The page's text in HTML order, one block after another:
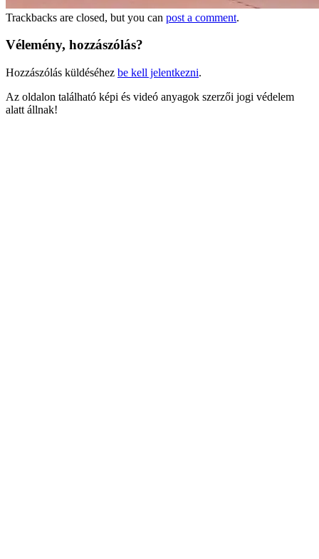
Trackbacks are closed, but you can post a comment.
Vélemény, hozzászólás?
Hozzászólás küldéséhez be kell jelentkezni.
Az oldalon található képi és videó anyagok szerzői jogi védelem
alatt állnak!